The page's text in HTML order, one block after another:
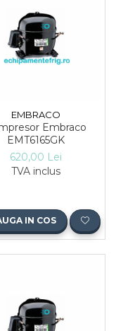
EMBRACO
Embraco
EMT6165GK
620,00 Lei
TVA inclus
IN COS